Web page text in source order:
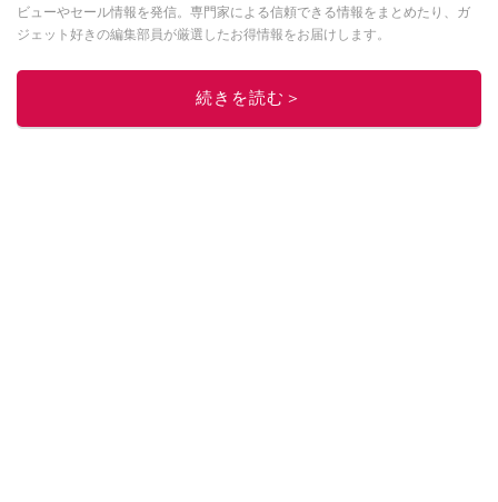
ビューやセール情報を発信。専門家による信頼できる情報をまとめたり、ガ
ジェット好きの編集部員が厳選したお得情報をお届けします。
このイチオシストの他の記事を読む
続きを読む＞